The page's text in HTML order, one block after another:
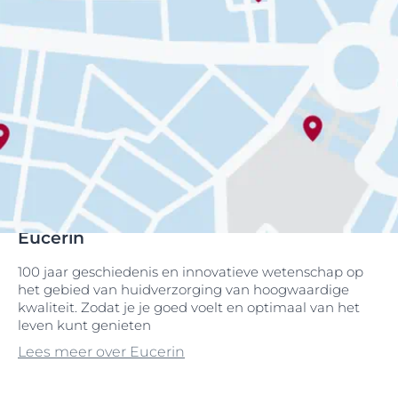
Eucerin
100 jaar geschiedenis en innovatieve wetenschap op
het gebied van huidverzorging van hoogwaardige
kwaliteit. Zodat je je goed voelt en optimaal van het
leven kunt genieten
Lees meer over Eucerin